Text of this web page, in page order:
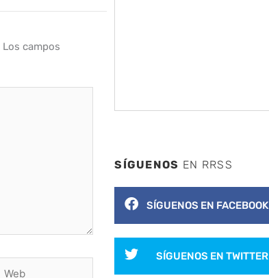
Los campos
SÍGUENOS EN RRSS
SÍGUENOS EN FACEBOOK
SÍGUENOS EN TWITTER